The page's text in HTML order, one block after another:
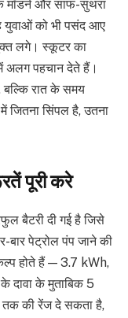
और साफ-सुथरा
युवाओं को भी पसंद आए
लगे। स्कूटर का
अलग पहचान देते हैं।
बल्कि रात के समय
जितना सिंपल है, उतना
पूरी करे
बैटरी दी गई है जिसे
पेट्रोल पंप जाने की
होते हैं — 3.7 kWh,
के मुताबिक 5
तक की रेंज दे सकता है,